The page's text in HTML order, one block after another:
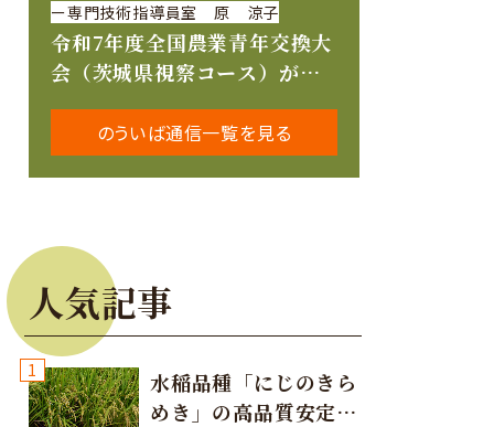
ー専門技術指導員室 原 涼子
令和7年度全国農業青年交換大
会（茨城県視察コース）が開
のういば通信一覧を見る
人気記事
1
水稲品種「にじのきら
めき」の高品質安定多